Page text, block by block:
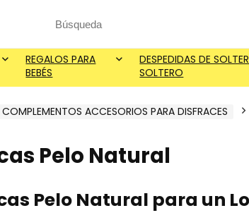
Search
REGALOS PARA
BEBÉS
DESPEDIDAS DE
SOLTERO
COMPLEMENTOS ACCESORIOS PARA DISFRACES
Pelo Natural
Pelo Natural para un